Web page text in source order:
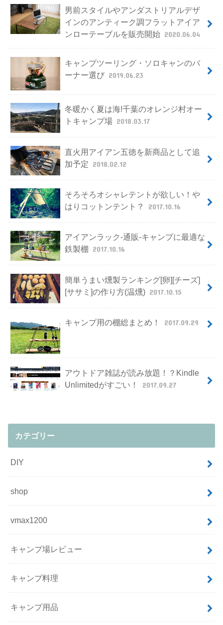
男前スタイルやアンダストリアルデザ
インのアンティーク調フラットアイア
ンローテーブルを販売開始 2020.06.04
キャンプツーリング・ソロキャンのバ
ーナー選び 2019.06.23
冬暖かく夏は海!千葉のオレンジ村オー
トキャンプ場 2018.03.17
直火用アイアン五徳を新商品として追
加予定 2018.02.12
そろそろオシャレテントが欲しい！や
はりコットンテント？
2017.10.16
アイアンラック-通販-キャンプに最適な
鉄製棚
2017.10.16
簡単うまい燻製ランキング[卵][チーズ]
[ササミ]の作り方(温燻) 2017.10.15
キャンプ用の棚総まとめ！ 2017.09.29
アウトドア雑誌が読み放題！？Kindle
Unlimitedがすごい！
2017.09.27
カテゴリー
DIY
shop
vmax1200
キャンプ場レビュー
キャンプ料理
キャンプ用品